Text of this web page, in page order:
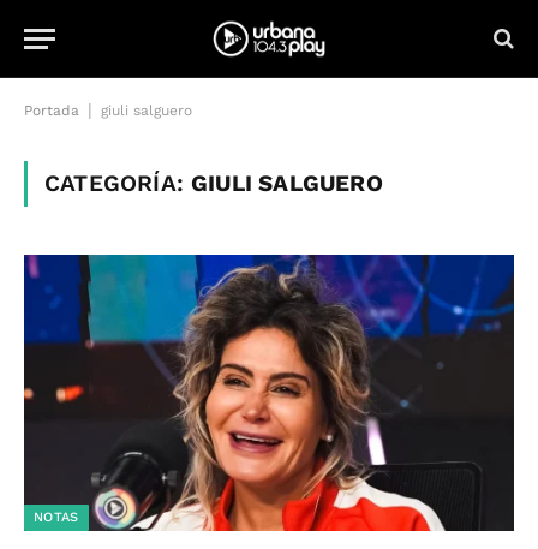
Portada giuli salguero
CATEGORÍA:GIULI SALGUERO
NOTAS